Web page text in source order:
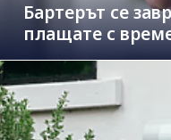
Бартерът се
плащате с